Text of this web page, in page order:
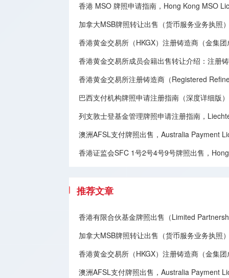
香港 MSO 牌照申请指南，Hong Kong MSO
加拿大MSB牌照转让​出售（货币服务业务执照），
香港黄金交易所（HKGX）注册铸造商（金集
香港黄金交易所成员会籍出售转让介绍：注册铸造
香港黄金交易所注册铸造商（Registered
巴西支付机构牌照申请注册指南（深度详细版）
列支敦士登基金管理牌照申请注册指南，
澳洲AFSL支付牌照出售，Australia Payment
香港证监会SFC 1号2号4号9号牌照出售，
推荐文章
香港有限合伙基金牌照出售（Limited
加拿大MSB牌照转让​出售（货币服务业务执照），
香港黄金交易所（HKGX）注册铸造商（金集
澳洲AFSL支付牌照出售，Australia Payment